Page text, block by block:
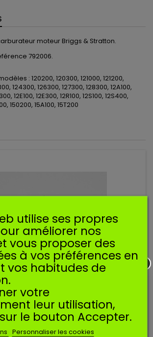
moteur Briggs & Stratton.
792006.
: 120200, 120300, 121000, 121200,
124300, 126300, 127300, 128300, 12A100,
12E100, 12E300, 12R100, 12S100, 12S400,
150200, 15A100, 15T200
RéférenceSPTO398188
SOSMEMBRANES
BRIGGS & STRATTON 3.5HP / 5HP / 6HP
utilise ses propres
améliorer nos
vous proposer des
à vos préférences en
vos habitudes de
votre
leur utilisation,
le bouton Accepter.
Personnaliser les cookies